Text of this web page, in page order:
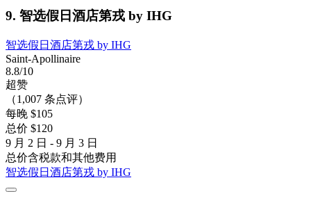
9. 智选假日酒店第戎 by IHG
智选假日酒店第戎 by IHG
Saint-Apollinaire
8.8/10
超赞
（1,007 条点评）
每晚 $105
总价 $120
9 月 2 日 - 9 月 3 日
总价含税款和其他费用
智选假日酒店第戎 by IHG